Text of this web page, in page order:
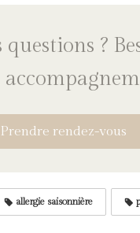
questions ?
Prendre rendez-vous
allergie saisonnière